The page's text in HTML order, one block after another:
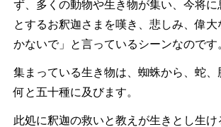
ず、多くの動物や生き物が集い、今将に
とするお釈迦さまを嘆き、悲しみ、偉
かないで」と言っているシーンなのです
集まっている生き物は、蜘蛛から、蛇、
何と五十種に及びます。
此処に釈迦の救いと教えが生きとし生け